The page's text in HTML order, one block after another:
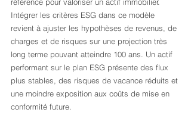
référence pour valoriser un actif immobilier.
Intégrer les critères ESG dans ce modèle
revient à ajuster les hypothèses de revenus, de
charges et de risques sur une projection très
long terme pouvant atteindre 100 ans. Un actif
performant sur le plan ESG présente des flux
plus stables, des risques de vacance réduits et
une moindre exposition aux coûts de mise en
conformité future.